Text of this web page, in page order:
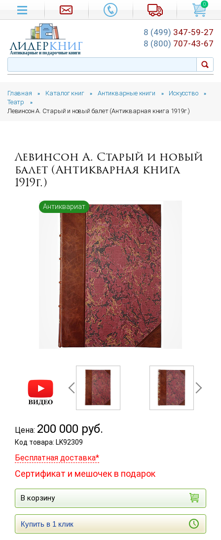
Главная » Каталог книг » Антикварные книги » Искусство »
Театр »
Левинсон А. Старый и новый балет (Антикварная книга 1919г.)
Левинсон А. Старый и новый
балет (Антикварная книга
1919г.)
Антиквариат
Цена: 200 000 руб.
Код товара: LK92309
Бесплатная доставка*
Сертификат и мешочек в подарок
В корзину
Купить в 1 клик
0
лидеркниг
Антикварные и подарочные книги
8 (499) 347-59-27
8 (800) 707-43-67